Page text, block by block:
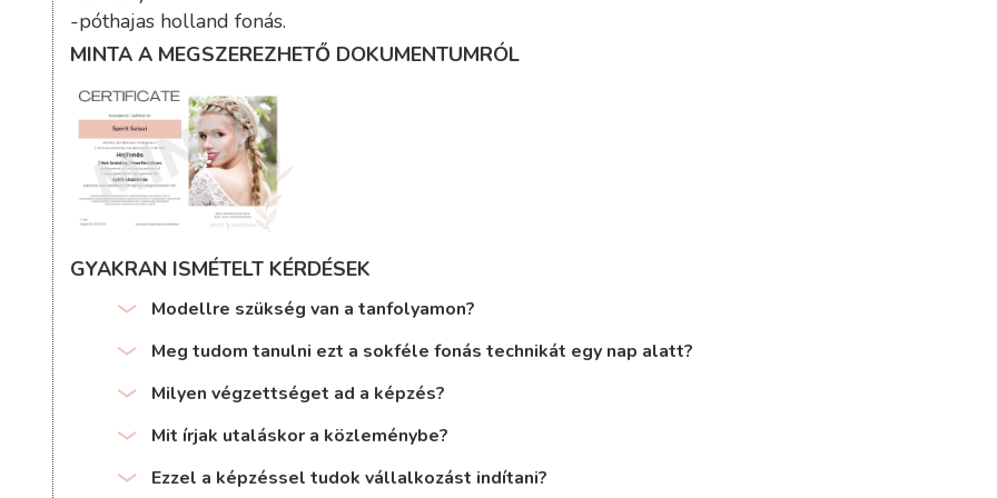
-póthajas holland fonás.
MINTA A MEGSZEREZHETŐ DOKUMENTUMRÓL
GYAKRAN ISMÉTELT KÉRDÉSEK
Modellre szükség van a tanfolyamon?
Meg tudom tanulni ezt a sokféle fonás technikát egy nap alatt?
Milyen végzettséget ad a képzés?
Mit írjak utaláskor a közleménybe?
Ezzel a képzéssel tudok vállalkozást indítani?